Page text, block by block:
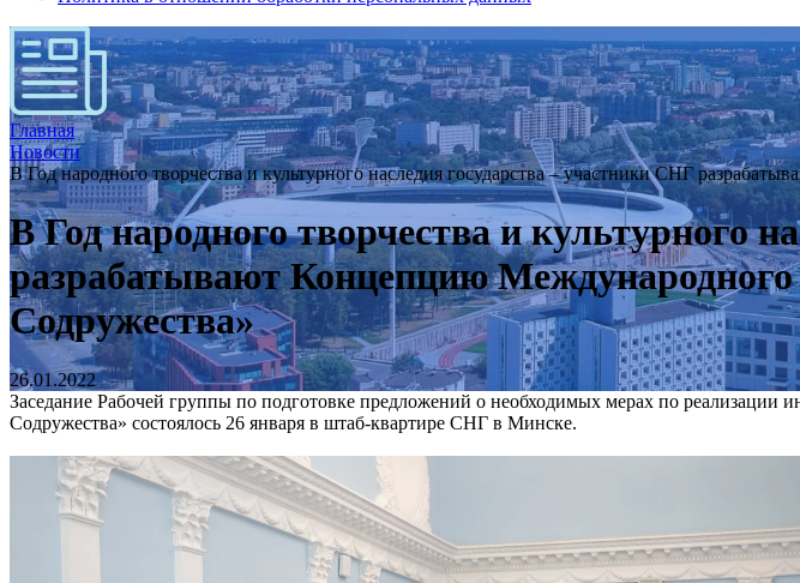
Главная
Новости
В Год народного творчества и культурного наследия государства – участники СНГ
В Год народного творчества и культурного
разрабатывают Концепцию Международного
Содружества»
26.01.2022
Заседание Рабочей группы по подготовке предложений о необходимых мерах по
Содружества» состоялось 26 января в штаб-квартире СНГ в Минске.